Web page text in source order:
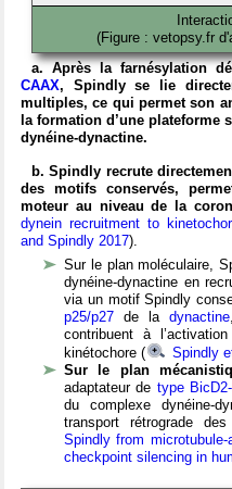
(Figure : vetopsy.fr
a. Après la farnésylation
CAAX, Spindly se lie
multiples, ce qui permet son
la formation d’une plateforme
dynéine-dynactine.
b. Spindly recrute
des motifs conservés,
moteur au niveau de la
dynein recruitment to
and Spindly 2017).
Sur le plan moléculaire,
dynéine-dynactine en
via un motif Spindly
p25/p27 de la dynactine
contribuent à
kinétochore (
Spindly
Sur le plan
adaptateur de type
du complexe dynéine-
transport rétrograde
Spindly from
checkpoint silencing in